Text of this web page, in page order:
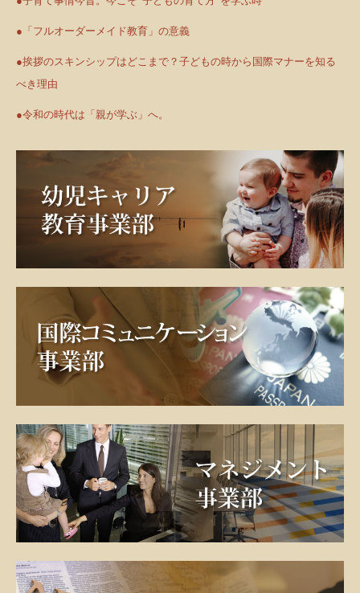
●「フルオーダーメイド教育」の意義
●挨拶のスキンシップはどこまで？子どもの時から国際マナーを知る
べき理由
●令和の時代は「親が学ぶ」へ。